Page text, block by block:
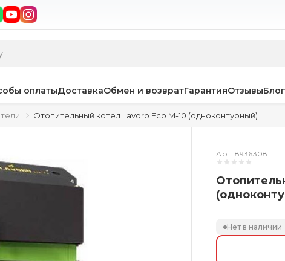
оплатыДоставкаОбмен и возвратГарантияОтзывыБлог
Отопительный котел Lavoro Eco M-10 (одноконтурный)
Арт. 8936308
Нет в наличии